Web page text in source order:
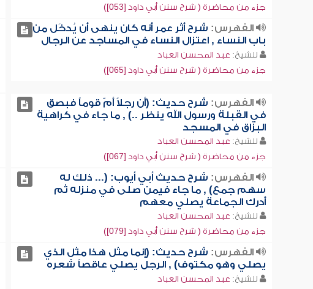
جزء من محاضرة ( شرح سنن أبي داود [053])
الفهرس: شرح أثر عمر أنه كان ينهى أن يُدخَل من
باب النساء , اعتزال النساء في المساجد عن الرجال
للشيخ: عبد المحسن العباد
جزء من محاضرة ( شرح سنن أبي داود [065])
الفهرس: شرح حديث: (أن رجلاً أمّ قوماً فبصق
في القبلة ورسول الله ينظر ..) , ما جاء في كراهية
البزاق في المسجد
للشيخ: عبد المحسن العباد
جزء من محاضرة ( شرح سنن أبي داود [067])
الفهرس: شرح حديث أبي أيوب: (... ذلك له
سهم جمع) , ما جاء فيمن صلى في منزله ثم
أدرك الجماعة يصلي معهم
للشيخ: عبد المحسن العباد
جزء من محاضرة ( شرح سنن أبي داود [079])
الفهرس: شرح حديث: (إنما مثل هذا مثل الذي
يصلي وهو مكتوف) , الرجل يصلي عاقصاً شعره
للشيخ: عبد المحسن العباد